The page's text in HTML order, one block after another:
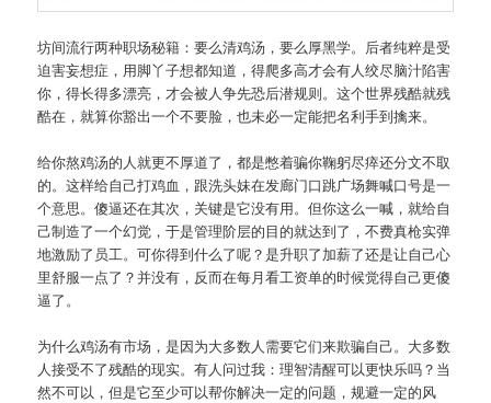
坊间流行两种职场秘籍：要么清鸡汤，要么厚黑学。后者纯粹是受
迫害妄想症，用脚丫子想都知道，得爬多高才会有人绞尽脑汁陷害
你，得长得多漂亮，才会被人争先恐后潜规则。这个世界残酷就残
酷在，就算你豁出一个不要脸，也未必一定能把名利手到擒来。
给你熬鸡汤的人就更不厚道了，都是憋着骗你鞠躬尽瘁还分文不取
的。这样给自己打鸡血，跟洗头妹在发廊门口跳广场舞喊口号是一
个意思。傻逼还在其次，关键是它没有用。但你这么一喊，就给自
己制造了一个幻觉，于是管理阶层的目的就达到了，不费真枪实弹
地激励了员工。可你得到什么了呢？是升职了加薪了还是让自己心
里舒服一点了？并没有，反而在每月看工资单的时候觉得自己更傻
逼了。
为什么鸡汤有市场，是因为大多数人需要它们来欺骗自己。大多数
人接受不了残酷的现实。有人问过我：理智清醒可以更快乐吗？当
然不可以，但是它至少可以帮你解决一定的问题，规避一定的风